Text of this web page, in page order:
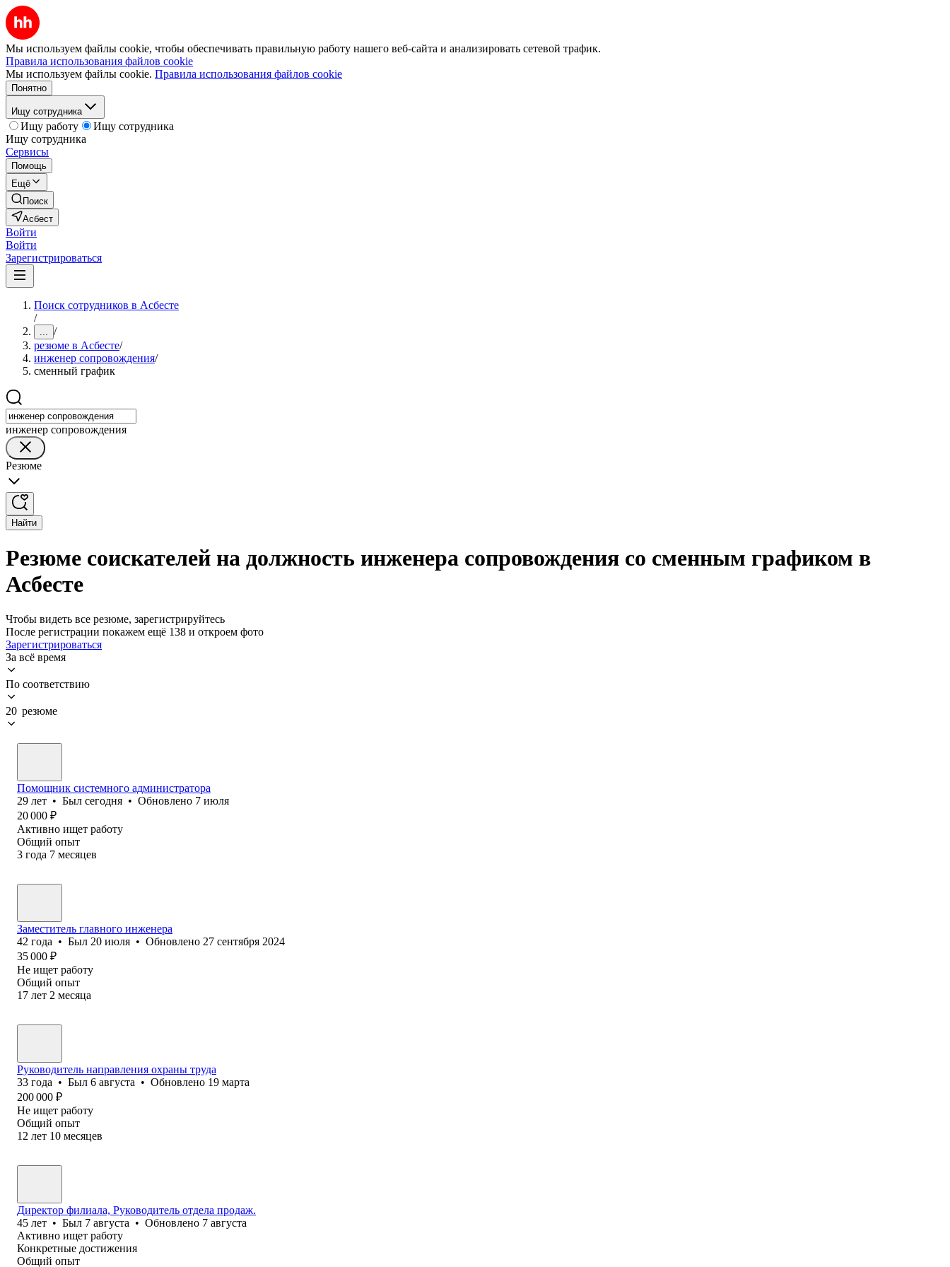
Мы используем файлы cookie, чтобы обеспечивать правильную работу нашего веб-сайта и анализировать сетевой трафик.
Правила использования файлов cookie
Мы используем файлы cookie. Правила использования файлов cookie
Понятно
Ищу сотрудника
Ищу работу
Ищу сотрудника
Ищу сотрудника
Сервисы
Помощь
Ещё
Поиск
Асбест
Войти
Войти
Зарегистрироваться
Поиск сотрудников в Асбесте
/
... /
резюме в Асбесте/
инженер сопровождения/
сменный график
инженер сопровождения
Резюме
Найти
Резюме соискателей на должность инженера сопровождения со сменным графиком в
Асбесте
Чтобы видеть все резюме, зарегистрируйтесь
После регистрации покажем ещё 138 и откроем фото
Зарегистрироваться
За всё время
По соответствию
20 резюме
Помощник системного администратора
29 лет • Был сегодня • Обновлено 7 июля
20 000 ₽
Активно ищет работу
Общий опыт
3 года 7 месяцев
Заместитель главного инженера
42 года • Был 20 июля • Обновлено 27 сентября 2024
35 000 ₽
Не ищет работу
Общий опыт
17 лет 2 месяца
Руководитель направления охраны труда
33 года • Был 6 августа • Обновлено 19 марта
200 000 ₽
Не ищет работу
Общий опыт
12 лет 10 месяцев
Директор филиала, Руководитель отдела продаж.
45 лет • Был 7 августа • Обновлено 7 августа
Активно ищет работу
Конкретные достижения
Общий опыт